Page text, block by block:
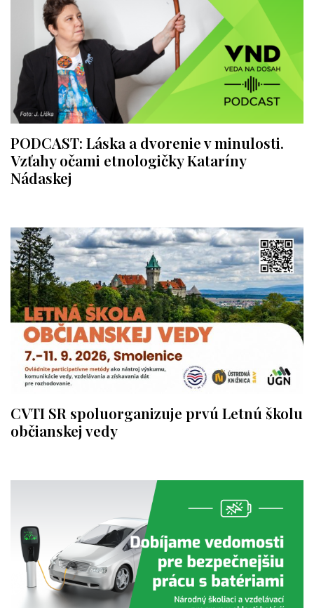
PODCAST: Láska a dvorenie v minulosti.
Vzťahy očami etnologičky Kataríny
Nádaskej
CVTI SR spoluorganizuje prvú Letnú školu
občianskej vedy